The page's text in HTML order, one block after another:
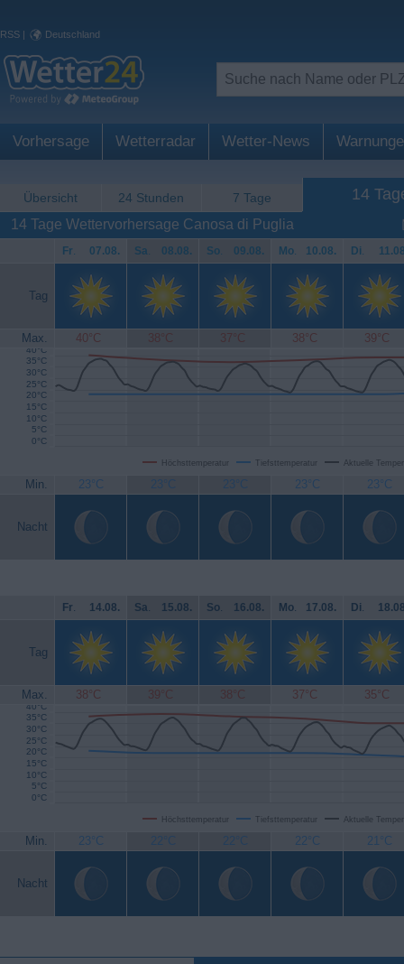
RSS | Deutschland
Vorhersage Wetterradar Wetter-News
Übersicht 24 Stunden 7 Tage 14
14 Tage Wettervorhersage Canosa di Puglia
Fr. 07.08. Sa. 08.08. So. 09.08. Mo. 10.08. Di.
Tag
Max. 40°C 38°C 37°C 38°C 39°C
Höchsttemperatur Tiefsttemperatur Aktuelle
0°C
5°C
10°C
15°C
20°C
25°C
30°C
35°C
40°C
Min. 23°C 23°C 23°C 23°C 23°C
Nacht
Fr. 14.08. Sa. 15.08. So. 16.08. Mo. 17.08. Di.
Tag
Max. 38°C 39°C 38°C 37°C 35°C
Höchsttemperatur Tiefsttemperatur Aktuelle
0°C
5°C
10°C
15°C
20°C
25°C
30°C
35°C
40°C
Min. 23°C 22°C 22°C 22°C 21°C
Nacht